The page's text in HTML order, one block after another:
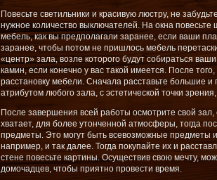
Повесьте светильники и красивую люстру, не
нужное количество выключателей. На окна
мебель, как вы предполагали заранее, если ваши
заранее, чтобы потом не пришлось мебель
«центр» зала, возле которого будут собираться
камин, если конечно у вас такой имеется. После
расстановку мебели. Сначала расставьте большие
атрибутом любого зала, с эстетической точки
После завершения всей работы осмотрите свой
хватает, для более утонченной атмосферы, тогда
предметы. Это могут быть всевозможные предметы
например, и так далее. Тогда покупайте их и
стене повесьте картины. Осуществив свою мечту,
домочадцев, чтобы приятно провести время.